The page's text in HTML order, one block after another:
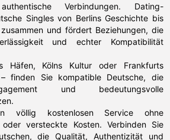
Verbindungen. Dating-
Singles von Berlins Geschichte bis
und fördert Beziehungen, die
und echter Kompatibilität
Häfen, Kölns Kultur oder Frankfurts
finden Sie kompatible Deutsche, die
und bedeutungsvolle
völlig kostenlosen Service ohne
oder versteckte Kosten. Verbinden Sie
die Qualität, Authentizität und